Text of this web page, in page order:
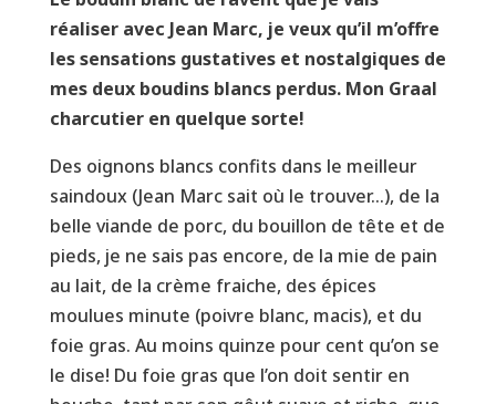
réaliser avec Jean Marc, je veux qu’il m’offre
les sensations gustatives et nostalgiques de
mes deux boudins blancs perdus. Mon Graal
charcutier en quelque sorte!
Des oignons blancs confits dans le meilleur
saindoux (Jean Marc sait où le trouver…), de la
belle viande de porc, du bouillon de tête et de
pieds, je ne sais pas encore, de la mie de pain
au lait, de la crème fraiche, des épices
moulues minute (poivre blanc, macis), et du
foie gras. Au moins quinze pour cent qu’on se
le dise! Du foie gras que l’on doit sentir en